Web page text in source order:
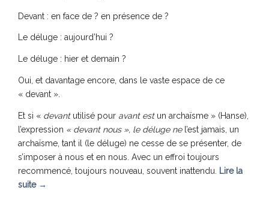
Devant : en face de ? en présence de ?
Le déluge : aujourd’hui ?
Le déluge : hier et demain ?
Oui, et davantage encore, dans le vaste espace de ce
« devant ».
Et si « devantutilisé pour avant estun archaïsme » (Hanse),
l’expression « devant nous », le déluge nel’est jamais, un
archaïsme, tant il (le déluge) ne cesse de se présenter, de
s’imposer à nous et en nous. Avec un effroi toujours
recommencé, toujours nouveau, souvent inattendu.
Lire la
suite →